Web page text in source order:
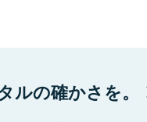
ルの確かさを。